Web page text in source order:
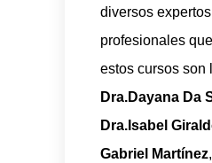
diversos
profesionales
estos cursos son
Dra.Dayana Da
Dra.Isabel
Gabriel Martínez,